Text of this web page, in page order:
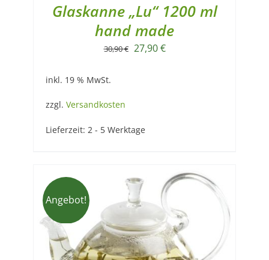
Glaskanne „Lu“ 1200 ml
hand made
30,90€ Ursprünglicher
27,90€Aktueller
inkl. 19 % MwSt.
zzgl. Versandkosten
Lieferzeit: 2 - 5 Werktage
Angebot!